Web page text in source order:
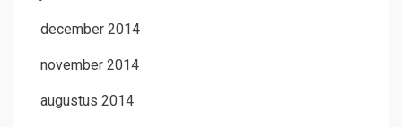
december 2014
november 2014
augustus 2014